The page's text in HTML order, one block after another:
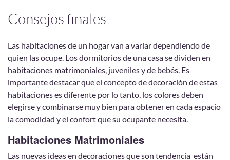
Consejos finales
Las habitaciones de un hogar van a variar dependiendo de
quien las ocupe. Los dormitorios de una casa se dividen en
habitaciones matrimoniales, juveniles y de bebés. Es
importante destacar que el concepto de decoración de estas
habitaciones es diferente por lo tanto, los colores deben
elegirse y combinarse muy bien para obtener en cada espacio
la comodidad y el confort que su ocupante necesita.
Habitaciones Matrimoniales
Las nuevas ideas en decoraciones que son tendencia están